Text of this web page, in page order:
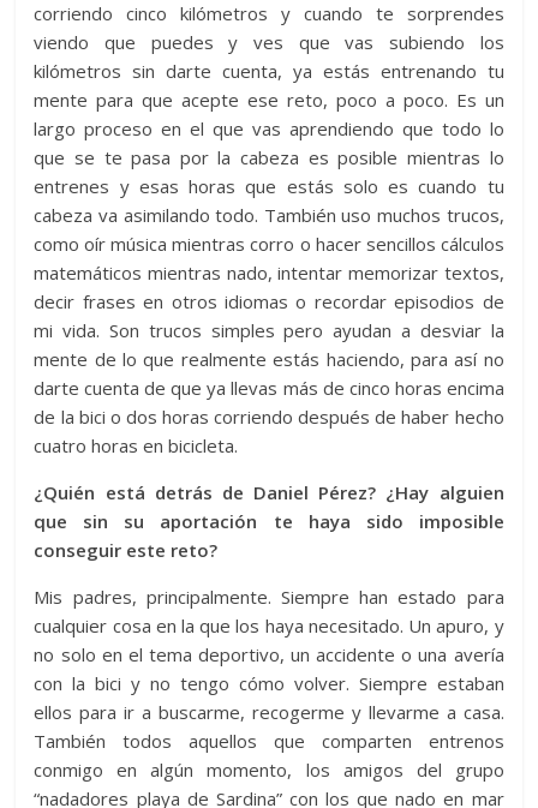
corriendo cinco kilómetros y cuando te sorprendes
viendo que puedes y ves que vas subiendo los
kilómetros sin darte cuenta, ya estás entrenando tu
mente para que acepte ese reto, poco a poco. Es un
largo proceso en el que vas aprendiendo que todo lo
que se te pasa por la cabeza es posible mientras lo
entrenes y esas horas que estás solo es cuando tu
cabeza va asimilando todo. También uso muchos trucos,
como oír música mientras corro o hacer sencillos cálculos
matemáticos mientras nado, intentar memorizar textos,
decir frases en otros idiomas o recordar episodios de
mi vida. Son trucos simples pero ayudan a desviar la
mente de lo que realmente estás haciendo, para así no
darte cuenta de que ya llevas más de cinco horas encima
de la bici o dos horas corriendo después de haber hecho
cuatro horas en bicicleta.
¿Quién está detrás de Daniel Pérez? ¿Hay alguien
que sin su aportación te haya sido imposible
conseguir este reto?
Mis padres, principalmente. Siempre han estado para
cualquier cosa en la que los haya necesitado. Un apuro, y
no solo en el tema deportivo, un accidente o una avería
con la bici y no tengo cómo volver. Siempre estaban
ellos para ir a buscarme, recogerme y llevarme a casa.
También todos aquellos que comparten entrenos
conmigo en algún momento, los amigos del grupo
“nadadores playa de Sardina” con los que nado en mar